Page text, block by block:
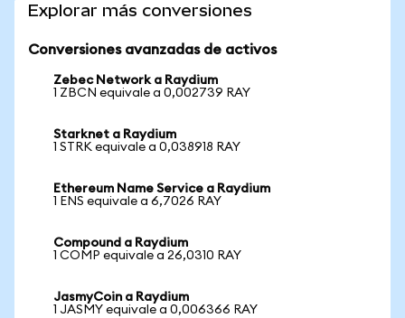
Explorar más conversiones
Conversiones avanzadas de activos
Zebec Network a Raydium
1 ZBCN equivale a 0,002739 RAY
Starknet a Raydium
1 STRK equivale a 0,038918 RAY
Ethereum Name Service a Raydium
1 ENS equivale a 6,7026 RAY
Compound a Raydium
1 COMP equivale a 26,0310 RAY
JasmyCoin a Raydium
1 JASMY equivale a 0,006366 RAY